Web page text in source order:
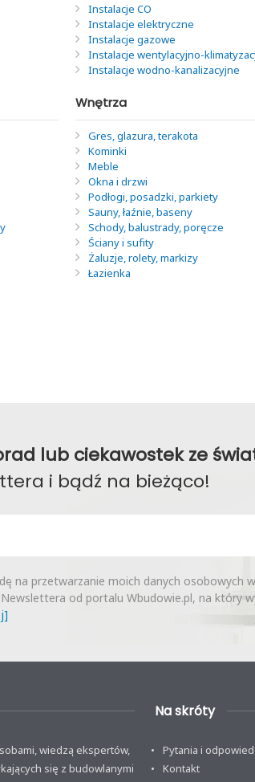
Instalacje CO
Instalacje elektryczne
Instalacje gazowe
Instalacje wentylacyjno-
Instalacje wodno-kanalizacyjne
Wnętrza
Gres, glazura, terakota
Kominki
Meble
Okna i drzwi
Podłogi, posadzki, parkiety
Sauny, łaźnie, baseny
Schody, balustrady, poręcze
Ściany i sufity
Żaluzje, rolety, markizy
Łazienka
lub ciekawostek ze
i bądź na bieżąco!
na przetwarzanie moich danych osobowych
od portalu Wbudowie.pl, na który
wiedzą ekspertów,
się z budowlanymi
Na skróty
Pytania i
Kontakt